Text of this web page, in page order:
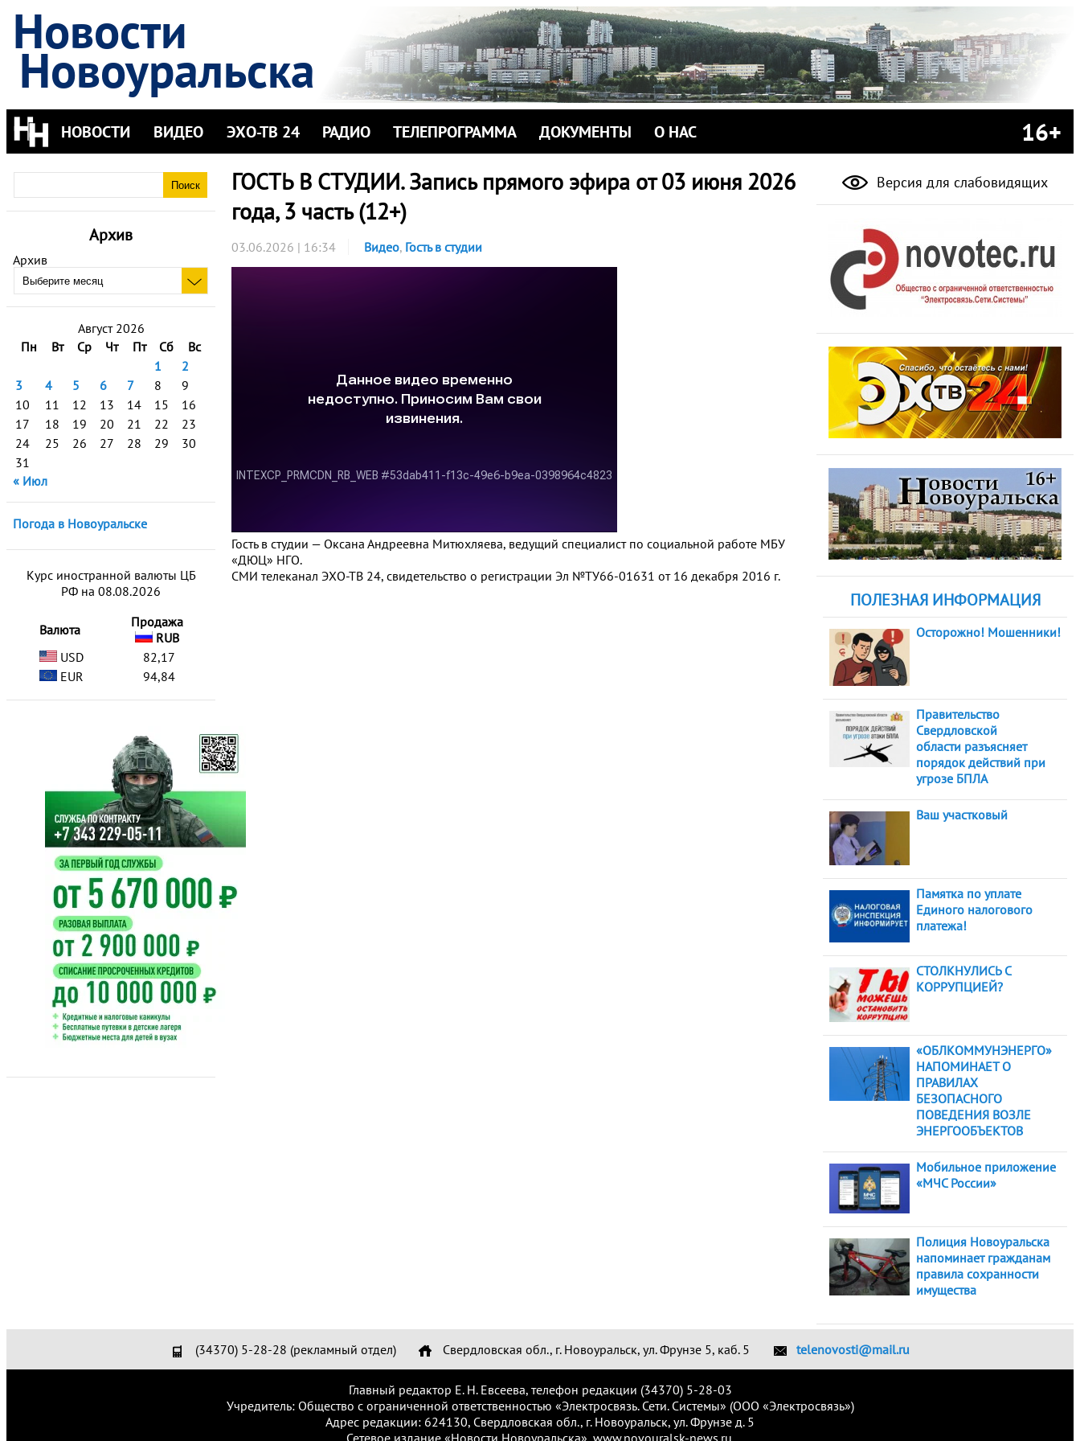
Новости
Новоуральска
НОВОСТИ ВИДЕО ЭХО-ТВ 24 РАДИО ТЕЛЕПРОГРАММА ДОКУМЕНТЫ О НАС 16+
Архив
Архив
Август 2026
Пн
Вт Ср Чт Пт Сб
Вс
1
2
3
4 5 6 7 8
9
10
11 12 13 14 15
16
17
18 19 20 21 22
23
24
25 26 27 28 29
30
31
« Июл
Погода в Новоуральске
Курс иностранной валюты ЦБ
РФ на 08.08.2026
Валюта
Продажа
RUB
USD
82,17
EUR
94,84
ГОСТЬ В СТУДИИ. Запись прямого эфира от 03 июня 2026
года, 3 часть (12+)
03.06.2026 | 16:34 Видео, Гость в студии
Гость в студии — Оксана Андреевна Митюхляева, ведущий специалист по социальной работе МБУ
«ДЮЦ» НГО.
СМИ телеканал ЭХО-ТВ 24, свидетельство о регистрации Эл №ТУ66-01631 от 16 декабря 2016 г.
Версия для слабовидящих
ПОЛЕЗНАЯ ИНФОРМАЦИЯ
Осторожно! Мошенники!
Правительство
Свердловской
области разъясняет
порядок действий при
угрозе БПЛА
Ваш участковый
Памятка по уплате
Единого налогового
платежа!
СТОЛКНУЛИСЬ С
КОРРУПЦИЕЙ?
«ОБЛКОММУНЭНЕРГО»
НАПОМИНАЕТ О
ПРАВИЛАХ
БЕЗОПАСНОГО
ПОВЕДЕНИЯ ВОЗЛЕ
ЭНЕРГООБЪЕКТОВ
Мобильное приложение
«МЧС России»
Полиция Новоуральска
напоминает гражданам
правила сохранности
имущества
(34370) 5-28-28 (рекламный отдел) Свердловская обл., г. Новоуральск, ул. Фрунзе 5, каб. 5 telenovosti@mail.ru
Главный редактор Е. Н. Евсеева, телефон редакции (34370) 5-28-03
Учредитель: Общество с ограниченной ответственностью «Электросвязь. Сети. Системы» (ООО «Электросвязь»)
Адрес редакции: 624130, Свердловская обл., г. Новоуральск, ул. Фрунзе д. 5